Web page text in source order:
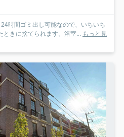
時間ゴミ出し可能なので、いちいち
ときに捨てられます。浴室... もっと見